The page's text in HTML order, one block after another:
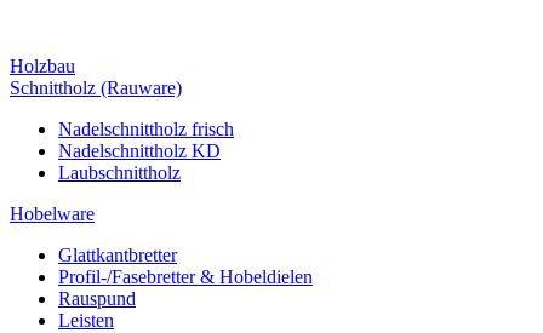
Holzbau
Schnittholz (Rauware)
Nadelschnittholz frisch
Nadelschnittholz KD
Laubschnittholz
Hobelware
Glattkantbretter
Profil-/Fasebretter & Hobeldielen
Rauspund
Leisten